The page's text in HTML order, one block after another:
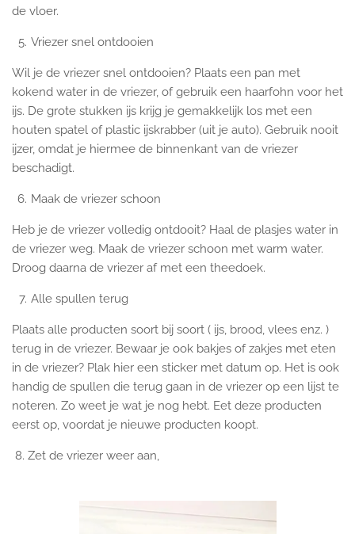
de vloer.
Vriezer snel ontdooien
Wil je de vriezer snel ontdooien? Plaats een pan met
kokend water in de vriezer, of gebruik een haarfohn voor het
ijs. De grote stukken ijs krijg je gemakkelijk los met een
houten spatel of plastic ijskrabber (uit je auto). Gebruik nooit
ijzer, omdat je hiermee de binnenkant van de vriezer
beschadigt.
Maak de vriezer schoon
Heb je de vriezer volledig ontdooit? Haal de plasjes water in
de vriezer weg. Maak de vriezer schoon met warm water.
Droog daarna de vriezer af met een theedoek.
Alle spullen terug
Plaats alle producten soort bij soort ( ijs, brood, vlees enz. )
terug in de vriezer. Bewaar je ook bakjes of zakjes met eten
in de vriezer? Plak hier een sticker met datum op. Het is ook
handig de spullen die terug gaan in de vriezer op een lijst te
noteren. Zo weet je wat je nog hebt. Eet deze producten
eerst op, voordat je nieuwe producten koopt.
8. Zet de vriezer weer aan,